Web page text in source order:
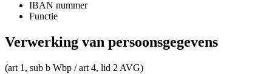
IBAN nummer
Functie
Verwerking van persoonsgegevens
(art 1, sub b Wbp / art 4, lid 2 AVG)